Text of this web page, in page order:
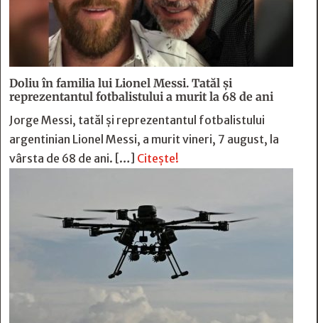
Doliu în familia lui Lionel Messi. Tatăl și
reprezentantul fotbalistului a murit la 68 de ani
Jorge Messi, tatăl și reprezentantul fotbalistului
argentinian Lionel Messi, a murit vineri, 7 august, la
vârsta de 68 de ani. […] Citește!